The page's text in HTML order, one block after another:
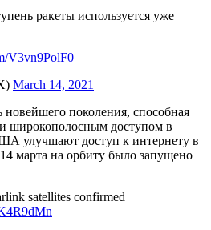
ракеты используется уже
V3vn9PolF0
March 14, 2021
новейшего поколения, способная
широкополосным доступом в
улучшают доступ к интернету в
марта на орбиту было запущено
satellites confirmed